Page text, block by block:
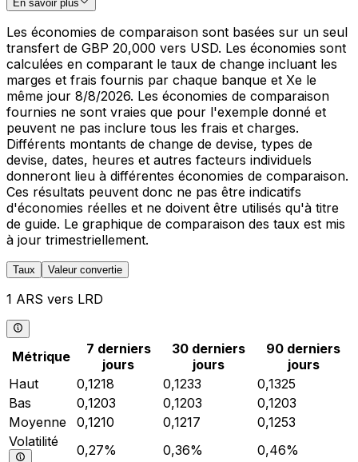
En savoir plus
Les économies de comparaison sont basées sur un seul
transfert de GBP 20,000 vers USD. Les économies sont
calculées en comparant le taux de change incluant les
marges et frais fournis par chaque banque et Xe le
même jour 8/8/2026. Les économies de comparaison
fournies ne sont vraies que pour l'exemple donné et
peuvent ne pas inclure tous les frais et charges.
Différents montants de change de devise, types de
devise, dates, heures et autres facteurs individuels
donneront lieu à différentes économies de comparaison.
Ces résultats peuvent donc ne pas être indicatifs
d'économies réelles et ne doivent être utilisés qu'à titre
de guide. Le graphique de comparaison des taux est mis
à jour trimestriellement.
Taux Valeur convertie
1 ARS vers LRD
Métrique
7 derniers
jours
30 derniers
jours
90 derniers
jours
Haut
0,1218 0,1233
0,1325
Bas
0,1203 0,1203
0,1203
Moyenne
0,1210 0,1217
0,1253
Volatilité
0,27% 0,36% 0,46%